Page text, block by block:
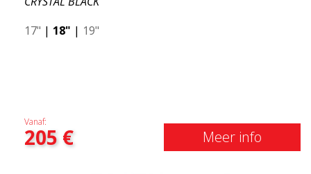
17" | 18" | 19"
Vanaf:
205€ Meer info